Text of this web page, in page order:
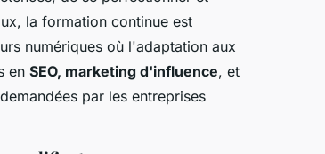
la formation continue est
numériques où l'adaptation aux
en SEO, marketing d'influence, et
par les entreprises